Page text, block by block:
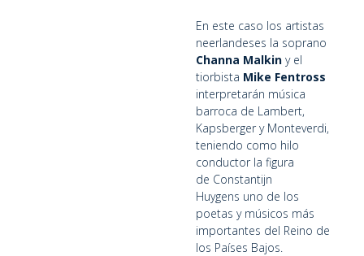
En este caso los artistas
neerlandeses la soprano
Channa Malkiny el
tiorbista Mike Fentross
interpretarán música
barroca de Lambert,
Kapsberger y Monteverdi,
teniendo como hilo
conductor la figura
de Constantijn
Huygens uno de los
poetas y músicos más
importantes del Reino de
los Países Bajos.